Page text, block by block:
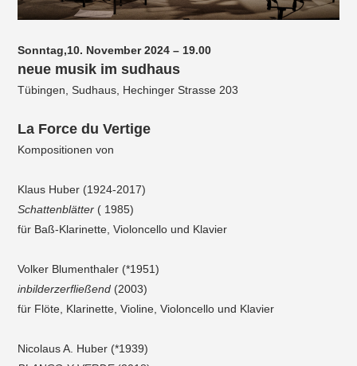
Sonntag,10. November 2024 – 19.00
neue musik im sudhaus
Tübingen, Sudhaus, Hechinger Strasse 203
La Force du Vertige
Kompositionen von
Klaus Huber (1924-2017)
Schattenblätter ( 1985)
für Baß-Klarinette, Violoncello und Klavier
Volker Blumenthaler (*1951)
inbilderzerfließend (2003)
für Flöte, Klarinette, Violine, Violoncello und Klavier
Nicolaus A. Huber (*1939)